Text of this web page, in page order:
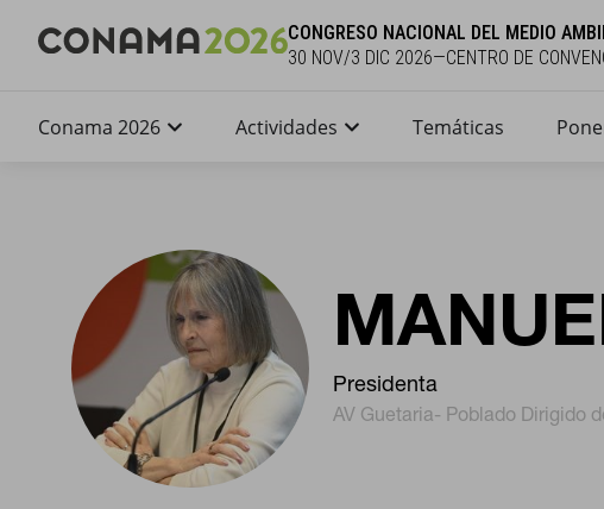
CONGRESO NACIONAL DEL MEDIO
30 NOV/3 DIC 2026—CENTRO DE
Conama 2026 Actividades Temáticas
Presidenta
AV Guetaria- Poblado Dirigido